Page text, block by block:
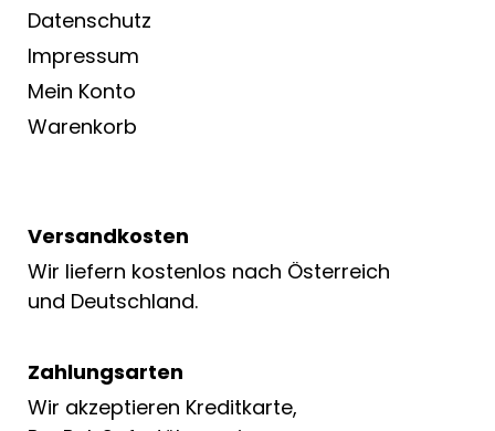
Datenschutz
Impressum
Mein Konto
Warenkorb
Versandkosten
Wir liefern kostenlos nach Österreich
und Deutschland.
Zahlungsarten
Wir akzeptieren Kreditkarte,